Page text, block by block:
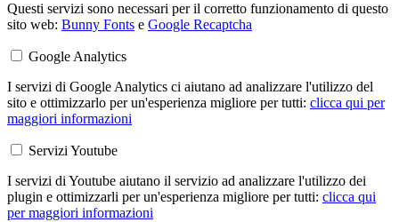
Questi servizi sono necessari per il corretto funzionamento di questo
sito web: Bunny Fonts e Google Recaptcha
Google Analytics
I servizi di Google Analytics ci aiutano ad analizzare l'utilizzo del
sito e ottimizzarlo per un'esperienza migliore per tutti: clicca qui per
maggiori informazioni
Servizi Youtube
I servizi di Youtube aiutano il servizio ad analizzare l'utilizzo dei
plugin e ottimizzarli per un'esperienza migliore per tutti: clicca qui
per maggiori informazioni